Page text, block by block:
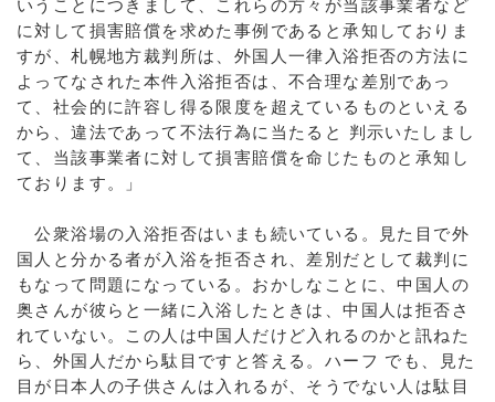
いうことにつきまして、これらの方々が当該事業者など
に対して損害賠償を求めた事例であると承知しておりま
すが、札幌地方裁判所は、外国人一律入浴拒否の方法に
よってなされた本件入浴拒否は、不合理な差別であっ
て、社会的に許容し得る限度を超えているものといえる
から、違法であって不法行為に当たると 判示いたしまし
て、当該事業者に対して損害賠償を命じたものと承知し
ております。」
公衆浴場の入浴拒否はいまも続いている。見た目で外
国人と分かる者が入浴を拒否され、差別だとして裁判に
もなって問題になっている。おかしなことに、中国人の
奥さんが彼らと一緒に入浴したときは、中国人は拒否さ
れていない。この人は中国人だけど入れるのかと訊ねた
ら、外国人だから駄目ですと答える。ハーフ でも、見た
目が日本人の子供さんは入れるが、そうでない人は駄目